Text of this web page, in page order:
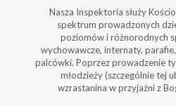
Nasza Inspektoria służy
spektrum prowadzonych
poziomów i różnorodnych
wychowawcze, internaty,
palcówki. Poprzez prowadzenie
młodzieży (szczególnie tej
wzrastanina w przyjaźni z